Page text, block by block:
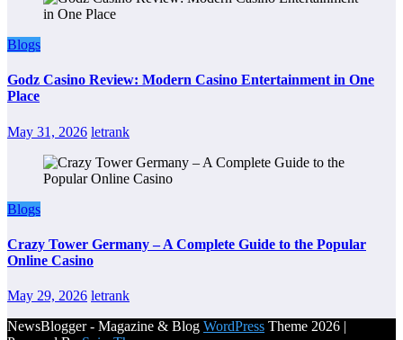
Blogs
Godz Casino Review: Modern Casino Entertainment in One
Place
May 31, 2026 letrank
Blogs
Crazy Tower Germany – A Complete Guide to the Popular
Online Casino
May 29, 2026 letrank
NewsBlogger - Magazine & Blog WordPress Theme 2026 |